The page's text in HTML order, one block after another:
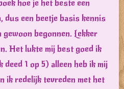
hoe je het beste een
dus een beetje basis kennis
begonnen. Lekker
Het lukte mij best goed ik
1 op 5) alleen heb ik mij
ik redelijk tevreden met het